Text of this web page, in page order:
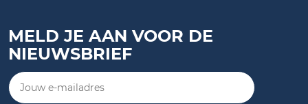
MELD JE AAN VOOR DE
NIEUWSBRIEF
Jouw e-mailadres